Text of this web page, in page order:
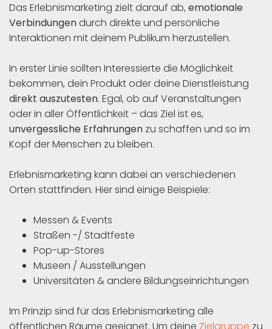
Das Erlebnismarketing zielt darauf ab, emotionale
Verbindungendurch direkte und persönliche
Interaktionen mit deinem Publikum herzustellen.
In erster Linie sollten Interessierte die Möglichkeit
bekommen, dein Produkt oder deine Dienstleistung
direkt auszutesten. Egal, ob auf Veranstaltungen
oder in aller Öffentlichkeit – das Ziel ist es,
unvergessliche Erfahrungen zu schaffen und so im
Kopf der Menschen zu bleiben.
Erlebnismarketing kann dabei an verschiedenen
Orten stattfinden. Hier sind einige Beispiele:
Messen & Events
Straßen -/ Stadtfeste
Pop-up-Stores
Museen / Ausstellungen
Universitäten & andere Bildungseinrichtungen
Im Prinzip sind für das Erlebnismarketing alle